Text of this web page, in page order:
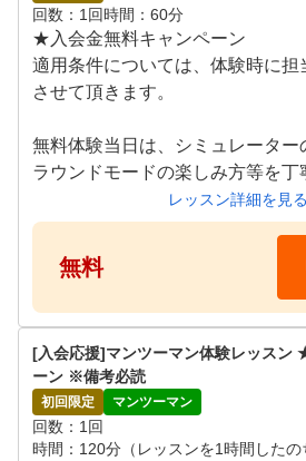
回数 1回時間 60分
★入会金無料キャンペーン
適用条件については、体験時に担
させて頂きます。
無料体験当日は、シミュレーター
ラウンドモードの楽しみ方等を丁
クラブのお貸出しも無料で行って
軽にお越しください！
●施設体験スケジュール
月~日 09:00～21:00
※ご希望の日時をリクエスト画面
。追ってご連絡差し上げます。
レッスン詳細を見る
無料
[入会応援]マンツーマン体験レッスン
ーン ※備考必読
初回限定 マンツーマン
回数
1回
時間
120分（レッスンを1時間した